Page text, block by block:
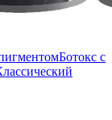
Ботокс с